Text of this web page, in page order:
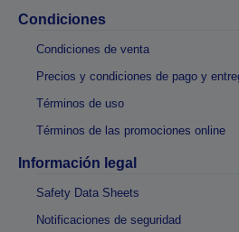
Condiciones
Condiciones de venta
Precios y condiciones de pago y
Términos de uso
Términos de las promociones online
Información legal
Safety Data Sheets
Notificaciones de seguridad